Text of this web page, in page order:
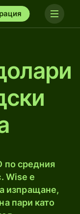
по средния
Wise е
изпращане,
пари като